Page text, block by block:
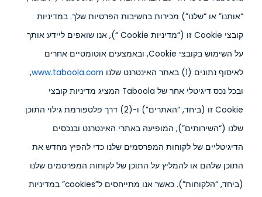
“אותנו” או “שלנו”) מכירות בחשיבות הפרטיות שלך. במדיניות
קובצי Cookie זו (“מדיניות Cookie “), אנו שואפים ליידע אותך
על השימוש בקובצי Cookie, ובאמצעים אוטומטיים אחרים
לאיסוף נתונים (1) באתר האינטרנט שלנו
www.taboola.com
,
ובכל נכס דיגיטלי אחר של Taboola המציג מדיניות קובצי
Cookie זו (ביחד, “האתרים”) ו-(2) דרך פלטפורמת גילוי התוכן
שלנו (“השירותים”), המופיעה באתרי האינטרנט ובנכסים
הדיגיטליים של לקוחות המפרסמים שלנו כדי להפיץ מחדש את
התוכן שלהם או להמליץ ​​על התוכן של לקוחות המפרסמים שלנו
(ביחד, “הלקוחות”). כאשר אנו מתייחסים ל”cookies” במדיניות